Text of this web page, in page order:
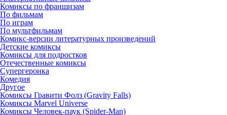
Комиксы по франшизам
По фильмам
По играм
По мультфильмам
Комикс-версии литературных произведений
Детские комиксы
Комиксы для подростков
Отечественные комиксы
Супергероика
Комедия
Другое
Комиксы Гравити Фолз (Gravity Falls)
Комиксы Marvel Universe
Комиксы Человек-паук (Spider-Man)